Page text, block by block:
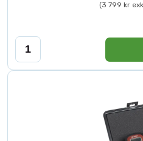
(3 799 kr